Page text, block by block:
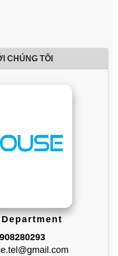
CHÚNG TÔI